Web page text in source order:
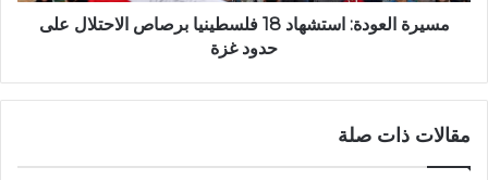
مسيرة العودة: استشهاد 18 فلسطينيا برصاص الاحتلال على
حدود غزة
مقالات ذات صلة